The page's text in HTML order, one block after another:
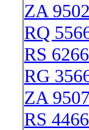
ZA
RQ
RS
RG
ZA
RS